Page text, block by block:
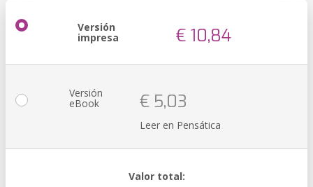
Versión
impresa € 10,84
Versión
eBook € 5,03
Leer en Pensática
Valor total: